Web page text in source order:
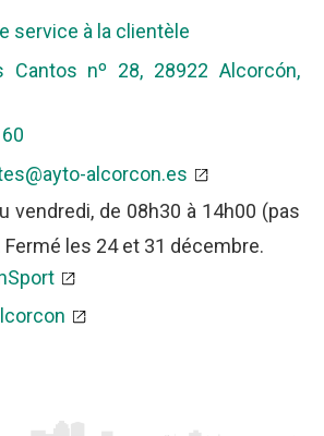
service à la clientèle
Cantos nº 28, 28922 Alcorcón,
alcorcon.es
vendredi, de 08h30 à 14h00 (pas
les 24 et 31 décembre.